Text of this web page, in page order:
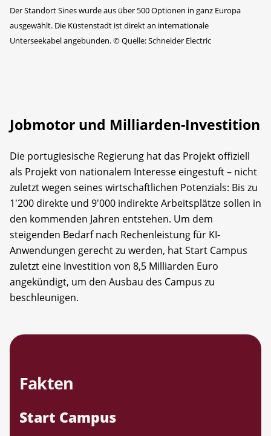
Der Standort Sines wurde aus über 500 Optionen in ganz Europa
ausgewählt. Die Küstenstadt ist direkt an internationale
Unterseekabel angebunden.©Quelle: Schneider Electric
Jobmotor und Milliarden-Investition
Die portugiesische Regierung hat das Projekt offiziell
als Projekt von nationalem Interesse eingestuft – nicht
zuletzt wegen seines wirtschaftlichen Potenzials: Bis zu
1'200 direkte und 9'000 indirekte Arbeitsplätze sollen in
den kommenden Jahren entstehen. Um dem
steigenden Bedarf nach Rechenleistung für KI-
Anwendungen gerecht zu werden, hat Start Campus
zuletzt eine Investition von 8,5 Milliarden Euro
angekündigt, um den Ausbau des Campus zu
beschleunigen.
Fakten
Start Campus